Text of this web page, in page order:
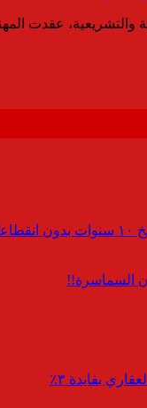
والتشريعية، عقدت
السماسرة!!
بفايدة ٣٪